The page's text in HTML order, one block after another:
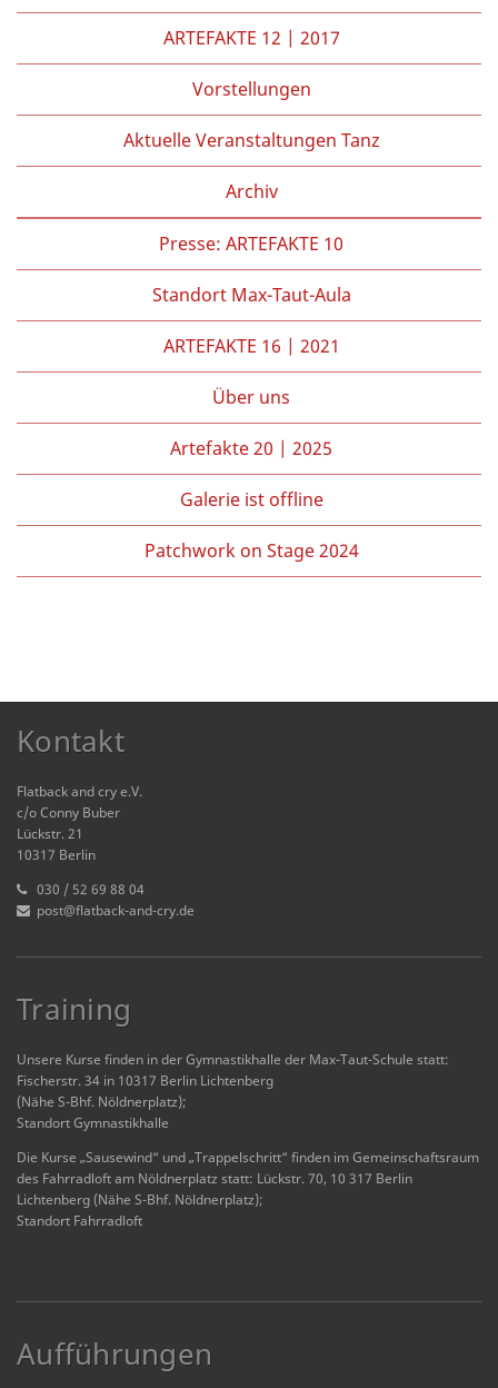
ARTEFAKTE 12 | 2017
Vorstellungen
Aktuelle Veranstaltungen Tanz
Archiv
Presse: ARTEFAKTE 10
Standort Max-Taut-Aula
ARTEFAKTE 16 | 2021
Über uns
Artefakte 20 | 2025
Galerie ist offline
Patchwork on Stage 2024
Kontakt
Flatback and cry e.V.
c/o Conny Buber
Lückstr. 21
10317 Berlin
030 / 52 69 88 04
post@flatback-and-cry.de
Training
Unsere Kurse finden in der Gymnastikhalle der Max-Taut-Schule statt:
Fischerstr. 34 in 10317 Berlin Lichtenberg
(Nähe S-Bhf. Nöldnerplatz);
Standort Gymnastikhalle
Die Kurse „Sausewind“ und „Trappelschritt“ finden im Gemeinschaftsraum
des Fahrradloft am Nöldnerplatz statt: Lückstr. 70, 10 317 Berlin
Lichtenberg (Nähe S-Bhf. Nöldnerplatz);
Standort Fahrradloft
Aufführungen